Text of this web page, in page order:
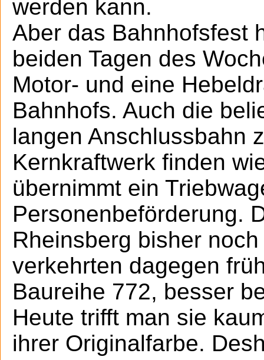
werden kann.
Aber das Bahnhofsfest
beiden Tagen des
Motor- und eine
Bahnhofs. Auch die
langen Anschlussbahn
Kernkraftwerk finden
übernimmt ein
Personenbeförderung.
Rheinsberg bisher
verkehrten dagegen
Baureihe 772, besser
Heute trifft man sie
ihrer Originalfarbe.